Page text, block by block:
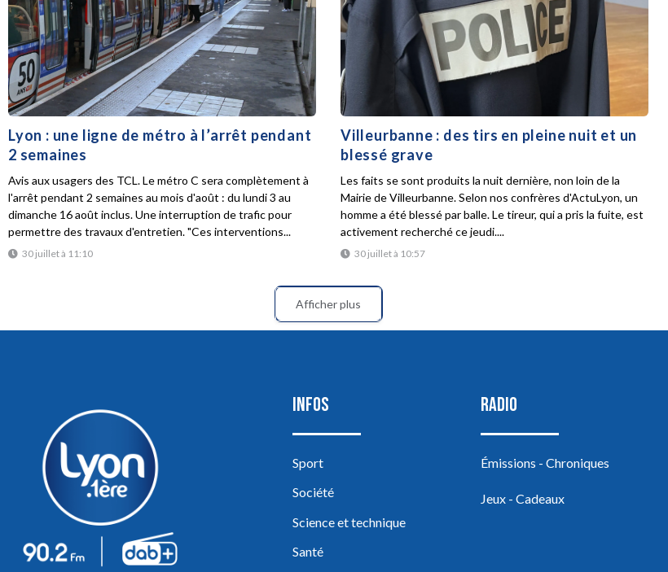
Lyon : une ligne de métro à l’arrêt pendant
2 semaines
30 juillet à 11:10
Avis aux usagers des TCL. Le métro C sera complètement à
l'arrêt pendant 2 semaines au mois d'août : du lundi 3 au
dimanche 16 août inclus. Une interruption de trafic pour
permettre des travaux d'entretien. "Ces interventions...
Villeurbanne : des tirs en pleine nuit et un
blessé grave
30 juillet à 10:57
Les faits se sont produits la nuit dernière, non loin de la
Mairie de Villeurbanne. Selon nos confrères d'ActuLyon, un
homme a été blessé par balle. Le tireur, qui a pris la fuite, est
activement recherché ce jeudi....
Afficher plus
INFOS
Sport
Société
Science et technique
Santé
RADIO
Émissions - Chroniques
Jeux - Cadeaux